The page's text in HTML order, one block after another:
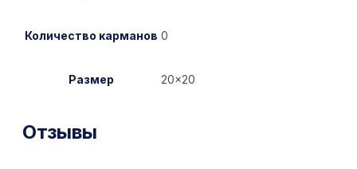
Количество карманов 0
Размер 20×20
Отзывы